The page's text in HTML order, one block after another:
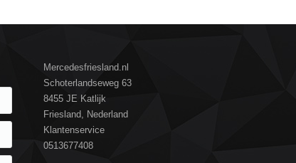
Mercedesfriesland.nl
Schoterlandseweg 63
8455 JE Katlijk
Friesland, Nederland
Klantenservice
0513677408